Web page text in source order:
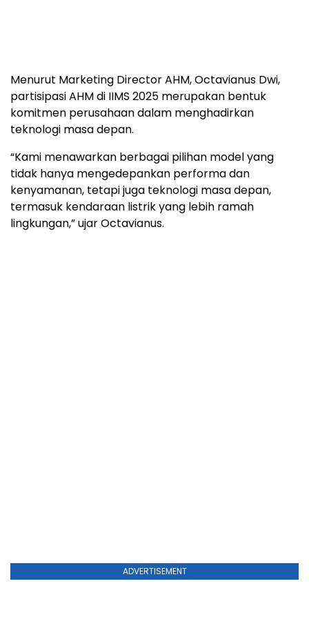
Menurut Marketing Director AHM, Octavianus Dwi,
partisipasi AHM di IIMS 2025 merupakan bentuk
komitmen perusahaan dalam menghadirkan
teknologi masa depan.
“Kami menawarkan berbagai pilihan model yang
tidak hanya mengedepankan performa dan
kenyamanan, tetapi juga teknologi masa depan,
termasuk kendaraan listrik yang lebih ramah
lingkungan,” ujar Octavianus.
ADVERTISEMENT